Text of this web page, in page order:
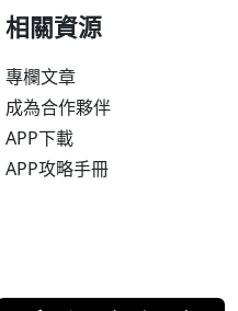
相關資源
專欄文章
成為合作夥伴
APP下載
APP攻略手冊